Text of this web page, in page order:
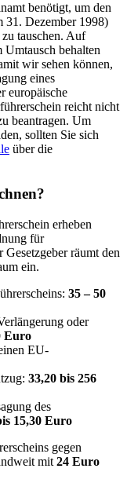
benötigt, um den
31. Dezember 1998)
tauschen. Auf
Umtausch behalten
wir sehen können,
eines
europäische
reicht nicht
beantragen. Um
sollten Sie sich
über die
erheben
für
Gesetzgeber räumt den
ein.
35 – 50
oder
Euro
EU-
33,20 bis 256
des
15,30 Euro
gegen
mit 24 Euro